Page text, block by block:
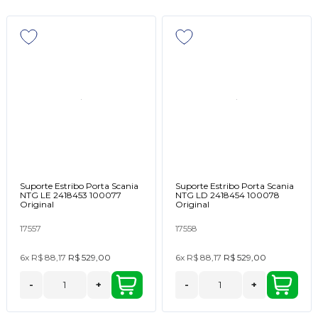
Suporte Estribo Porta Scania
NTG LE 2418453 100077
Original
17557
6x R$ 88,17 R$ 529,00
- +
Suporte Estribo Porta Scania
NTG LD 2418454 100078
Original
17558
6x R$ 88,17 R$ 529,00
- +